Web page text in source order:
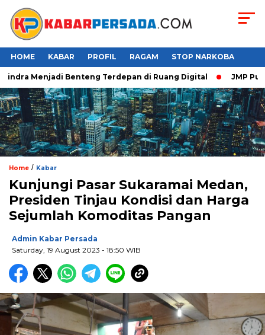
HOME KABAR PROFIL RAGAM STOP NARKOBA
Menjadi Benteng Terdepan di Ruang Digital JMP Puji
Home / Kabar
Kunjungi Pasar Sukaramai Medan,
Presiden Tinjau Kondisi dan Harga
Sejumlah Komoditas Pangan
Admin Kabar Persada
Saturday, 19 August 2023 - 18:50 WIB